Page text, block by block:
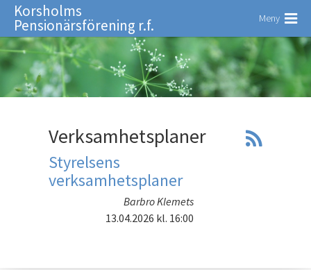
Korsholms
Pensionärsförening r.f. Meny
Verksamhetsplaner
Styrelsens
verksamhetsplaner
Barbro Klemets
13.04.2026 kl. 16:00